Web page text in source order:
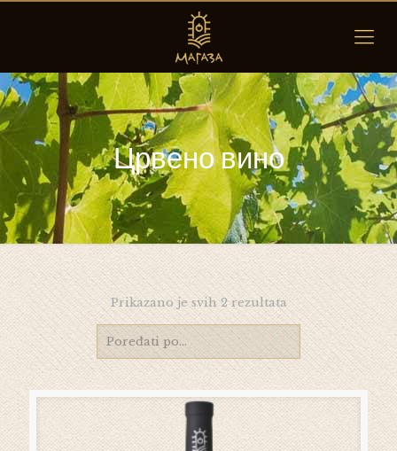
Црвено вино
Prikazano je svih 2 rezultata